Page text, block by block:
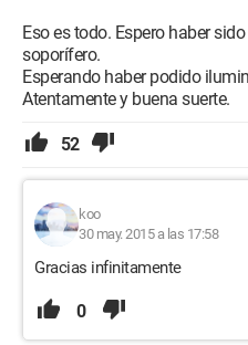
Eso es todo. Espero haber
soporífero.
Esperando haber podido
Atentamente y buena suerte.
52
koo
30 may. 2015 a las 17:58
Gracias infinitamente
0